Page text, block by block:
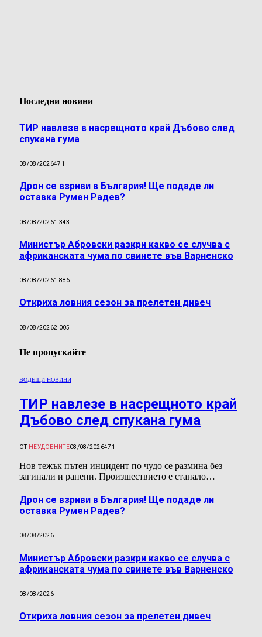
Последни новини
ТИР навлезе в насрещното край Дъбово след
спукана гума
08/08/2026471
Дрон се взриви в България! Ще подаде ли
оставка Румен Радев?
08/08/20261 343
Министър Абровски разкри какво се случва с
африканската чума по свинете във Варненско
08/08/20261 886
Откриха ловния сезон за прелетен дивеч
08/08/20262 005
Не пропускайте
ВОДЕЩИ НОВИНИ
ТИР навлезе в насрещното край
Дъбово след спукана гума
ОТ НЕУДОБНИТЕ08/08/2026471
Нов тежък пътен инцидент по чудо се размина без
загинали и ранени. Произшествието е станало…
Дрон се взриви в България! Ще подаде ли
оставка Румен Радев?
08/08/2026
Министър Абровски разкри какво се случва с
африканската чума по свинете във Варненско
08/08/2026
Откриха ловния сезон за прелетен дивеч